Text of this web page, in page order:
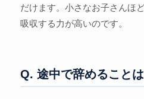
だけます。小さなお子さんほ
吸収する力が高いのです。
Q. 途中で辞めること